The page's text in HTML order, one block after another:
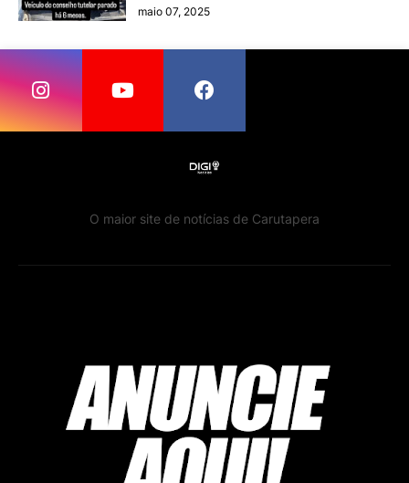
maio 07, 2025
O maior site de notícias de Carutapera